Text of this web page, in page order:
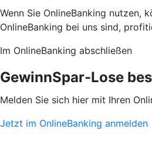
Wenn Sie OnlineBanking nutzen,
OnlineBanking bei uns sind,
Im OnlineBanking abschließen
GewinnSpar-Lose
Melden Sie sich hier mit Ihren
Jetzt im OnlineBanking anmelden